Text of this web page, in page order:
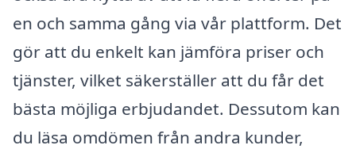
en och samma gång via vår plattform. Det
gör att du enkelt kan jämföra priser och
tjänster, vilket säkerställer att du får det
bästa möjliga erbjudandet. Dessutom kan
du läsa omdömen från andra kunder,